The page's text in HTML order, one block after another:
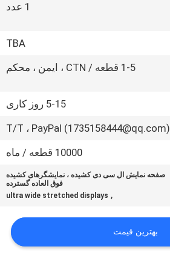
1 عدد
TBA
1-5 قطعه / CTN ، ایمن ، محکم
5-15 روز کاری
T/T ، PayPal (1735158444@qq.com)
10000 قطعه / ماه
صفحه نمایش ال سی دی کشیده ، نمایشگرهای کشیده
فوق العاده گسترده
,
ultra wide stretched displays
بهترین قیمت